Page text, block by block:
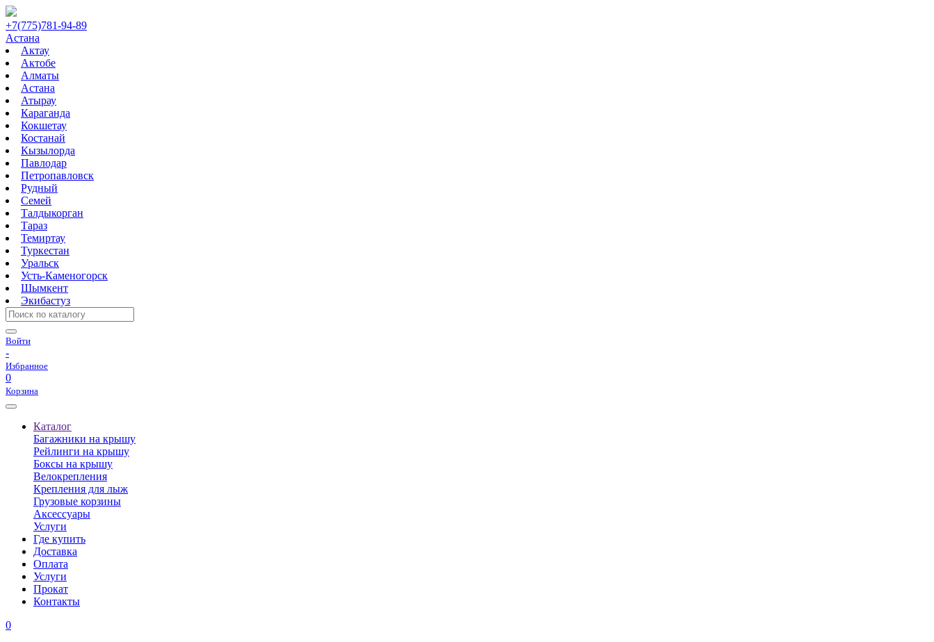
+7(775)781-94-89
Астана
Актау
Актобе
Алматы
Астана
Атырау
Караганда
Кокшетау
Костанай
Кызылорда
Павлодар
Петропавловск
Рудный
Семей
Талдыкорган
Тараз
Темиртау
Туркестан
Уральск
Усть-Каменогорск
Шымкент
Экибастуз
Войти
-
Избранное
0
Корзина
Каталог
Багажники на крышу
Рейлинги на крышу
Боксы на крышу
Велокрепления
Крепления для лыж
Грузовые корзины
Аксессуары
Услуги
Где купить
Доставка
Оплата
Услуги
Прокат
Контакты
0